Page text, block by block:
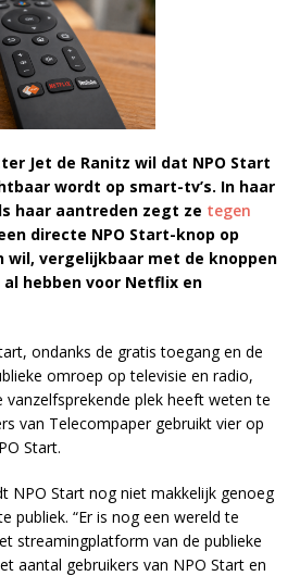
Jet de Ranitz wil dat NPO Start
wordt op smart-tv’s. In haar
haar aantreden zegt ze tegen
directe NPO Start-knop op
wil, vergelijkbaar met de knoppen
hebben voor Netflix en
ondanks de gratis toegang en de
omroep op televisie en radio,
plek heeft weten te
van Telecompaper gebruikt vier op
Start.
NPO Start nog niet makkelijk genoeg
publiek. “Er is nog een wereld te
streamingplatform van de publieke
aantal gebruikers van NPO Start en